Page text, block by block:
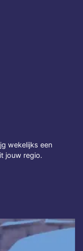
wekelijks een
jouw regio.